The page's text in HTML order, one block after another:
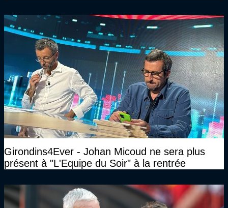
Girondins4Ever - Johan Micoud ne sera plus
présent à "L'Equipe du Soir" à la rentrée